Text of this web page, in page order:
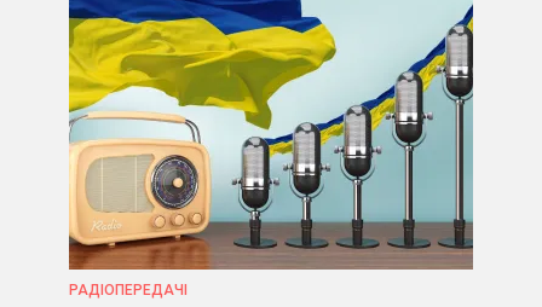
РАДІОПЕРЕДАЧІ